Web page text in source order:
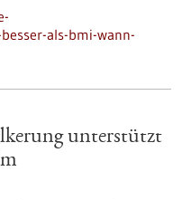
als-bmi-wann-
unterstützt